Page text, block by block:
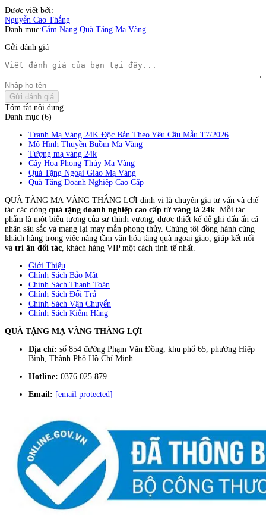
Được viết bởi:
Nguyễn Cao Thắng
Danh mục:Cẩm Nang Quà Tặng Mạ Vàng
Gửi đánh giá
Gửi đánh giá
Tóm tắt nội dung
Danh mục (6)
Tranh Mạ Vàng 24K Độc Bản Theo Yêu Cầu Mẫu T7/2026
Mô Hình Thuyền Buồm Mạ Vàng
Tượng mạ vàng 24k
Cây Hoa Phong Thủy Mạ Vàng
Quà Tặng Ngoại Giao Mạ Vàng
Quà Tặng Doanh Nghiệp Cao Cấp
QUÀ TẶNG MẠ VÀNG THẮNG LỢI định vị là chuyên gia tư vấn và chế
tác các dòng quà tặng doanh nghiệp cao cấp từ vàng lá 24k . Mỗi tác
phẩm là một biểu tượng của sự thịnh vượng, được thiết kế để ghi dấu ấn cá
nhân sâu sắc và mang lại may mắn phong thủy. Chúng tôi đồng hành cùng
khách hàng trong việc nâng tầm văn hóa tặng quà ngoại giao, giúp kết nối
và tri ân đối tác , khách hàng VIP một cách tinh tế nhất.
Giới Thiệu
Chính Sách Bảo Mật
Chính Sách Thanh Toán
Chính Sách Đổi Trả
Chính Sách Vận Chuyển
Chính Sách Kiểm Hàng
QUÀ TẶNG MẠ VÀNG THẮNG LỢI
Địa chỉ: số 854 đường Phạm Văn Đồng, khu phố 65, phường Hiệp
Bình, Thành Phố Hồ Chí Minh
Hotline: 0376.025.879
Email: [email protected]